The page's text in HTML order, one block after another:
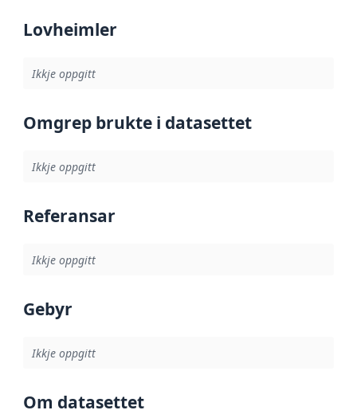
Lovheimler
Ikkje oppgitt
Omgrep brukte i datasettet
Ikkje oppgitt
Referansar
Ikkje oppgitt
Gebyr
Ikkje oppgitt
Om datasettet